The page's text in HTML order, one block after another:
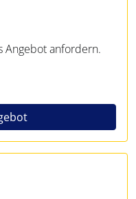
Angebot anfordern.